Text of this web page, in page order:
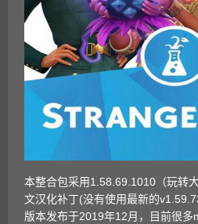
本整合包采用1.58.69.1010（玩转
文汉化补丁(没有使用最新的
版本发布于2019年12月，目前很